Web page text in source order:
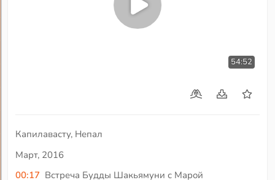
54:52
Капилавасту, Непал
Март, 2016
00:17 Встреча Будды Шакьямуни с Марой